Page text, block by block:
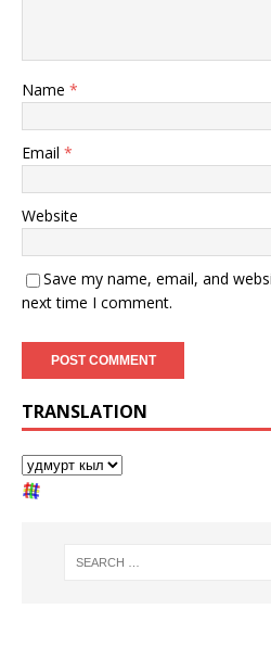
Name *
Email *
Website
Save my name, email, and
next time I comment.
TRANSLATION